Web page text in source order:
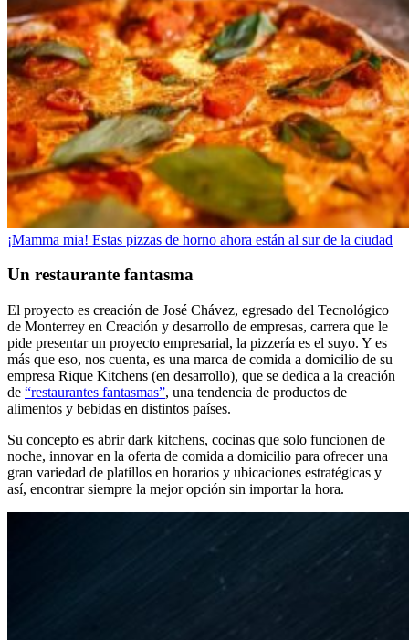
¡Mamma mia! Estas pizzas de horno ahora están al sur de la ciudad
Un restaurante fantasma
El proyecto es creación de José Chávez, egresado del Tecnológico
de Monterrey en Creación y desarrollo de empresas, carrera que le
pide presentar un proyecto empresarial, la pizzería es el suyo. Y es
más que eso, nos cuenta, es una marca de comida a domicilio de su
empresa Rique Kitchens (en desarrollo), que se dedica a la creación
de “restaurantes fantasmas”, una tendencia de productos de
alimentos y bebidas en distintos países.
Su concepto es abrir dark kitchens, cocinas que solo funcionen de
noche, innovar en la oferta de comida a domicilio para ofrecer una
gran variedad de platillos en horarios y ubicaciones estratégicas y
así, encontrar siempre la mejor opción sin importar la hora.